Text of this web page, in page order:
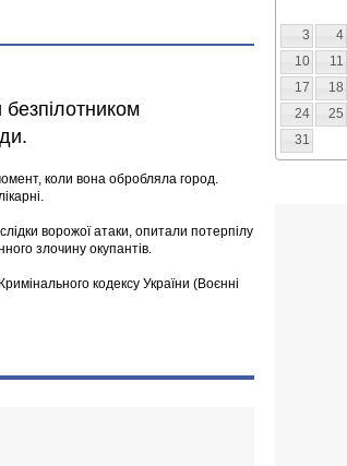
безпілотником
коли вона обробляла город.
ворожої атаки, опитали потерпілу
злочину окупантів.
кодексу України (Воєнні
3
4
10
11
17
18
24
25
31